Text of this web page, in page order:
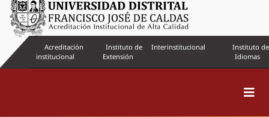
Acreditación
institucional
Instituto de
Extensión
Interinstitucional
Instituto de
Idiomas